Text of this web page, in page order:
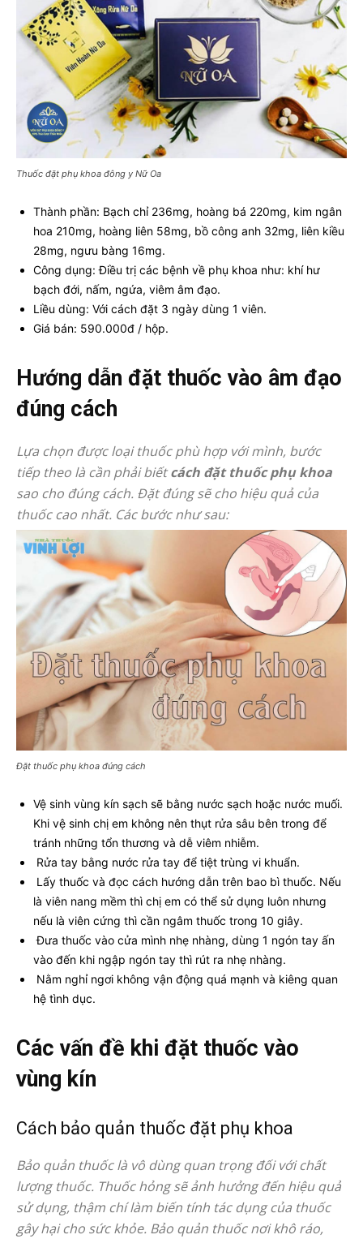
Thuốc đặt phụ khoa đông y Nữ Oa
Thành phần: Bạch chỉ 236mg, hoàng bá 220mg, kim ngân
hoa 210mg, hoàng liên 58mg, bồ công anh 32mg, liên kiều
28mg, ngưu bàng 16mg.
Công dụng: Điều trị các bệnh về phụ khoa như: khí hư
bạch đới, nấm, ngứa, viêm âm đạo.
Liều dùng: Với cách đặt 3 ngày dùng 1 viên.
Giá bán: 590.000đ / hộp.
Hướng dẫn đặt thuốc vào âm đạo
đúng cách
Lựa chọn được loại thuốc phù hợp với mình, bước
tiếp theo là cần phải biếtcách đặt thuốc phụ khoa
sao cho đúng cách. Đặt đúng sẽ cho hiệu quả của
thuốc cao nhất. Các bước như sau:
Đặt thuốc phụ khoa đúng cách
Vệ sinh vùng kín sạch sẽ bằng nước sạch hoặc nước muối.
Khi vệ sinh chị em không nên thụt rửa sâu bên trong để
tránh những tổn thương và dễ viêm nhiễm.
Rửa tay bằng nước rửa tay để tiệt trùng vi khuẩn.
Lấy thuốc và đọc cách hướng dẫn trên bao bì thuốc. Nếu
là viên nang mềm thì chị em có thể sử dụng luôn nhưng
nếu là viên cứng thì cần ngâm thuốc trong 10 giây.
Đưa thuốc vào cửa mình nhẹ nhàng, dùng 1 ngón tay ấn
vào đến khi ngập ngón tay thì rút ra nhẹ nhàng.
Nằm nghỉ ngơi không vận động quá mạnh và kiêng quan
hệ tình dục.
Các vấn đề khi đặt thuốc vào
vùng kín
Cách bảo quản thuốc đặt phụ khoa
Bảo quản thuốc là vô dùng quan trọng đối với chất
lượng thuốc. Thuốc hỏng sẽ ảnh hưởng đến hiệu quả
sử dụng, thậm chí làm biến tính tác dụng của thuốc
gây hại cho sức khỏe. Bảo quản thuốc nơi khô ráo,